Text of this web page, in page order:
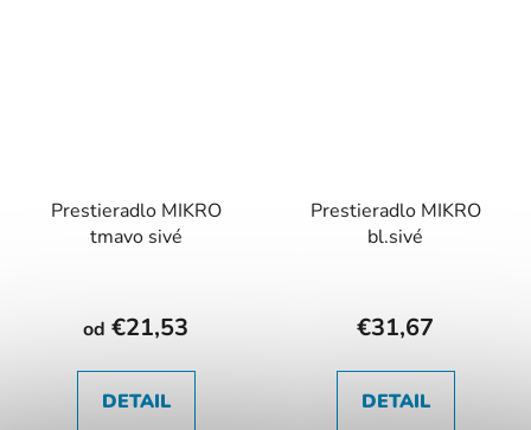
Prestieradlo MIKRO
tmavo sivé
od €21,53
DETAIL
Prestieradlo MIKRO
bl.sivé
€31,67
DETAIL